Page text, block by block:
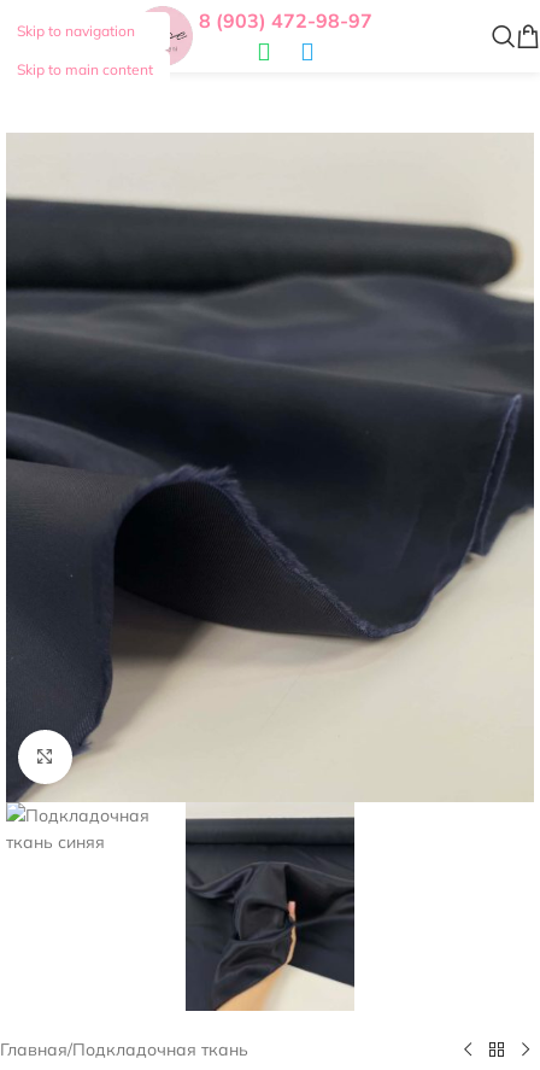
Skip to navigation
Skip to main content
8 (903) 472-98-97
Нажмите, чтобы увеличить
Главная/Подкладочная ткань